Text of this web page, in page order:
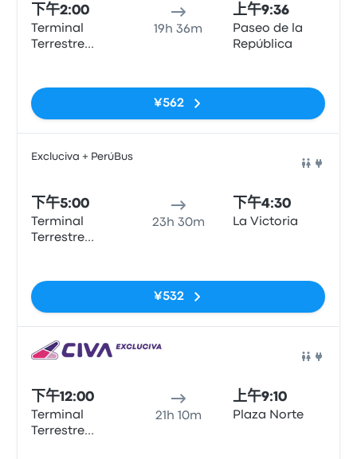
下午2:00
Terminal
Terrestre
Tacna
19h 36m
上午9:36
Paseo de la
República
¥562
Excluciva + PerúBus
下午5:00
Terminal
Terrestre
Tacna
23h 30m
下午4:30
La Victoria
¥532
下午12:00
Terminal
Terrestre
21h 10m
上午9:10
Plaza Norte